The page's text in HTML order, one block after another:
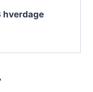
hverdage